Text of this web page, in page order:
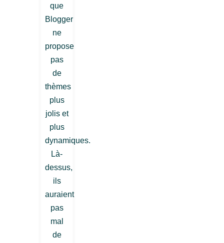
que
Blogger
ne
propose
pas
de
thèmes
plus
jolis et
plus
dynamiques.
Là-
dessus,
ils
auraient
pas
mal
de